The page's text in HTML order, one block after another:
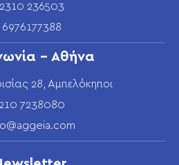
2310 236503
6976177388
- Αθήνα
28, Αμπελόκηποι
210 7238080